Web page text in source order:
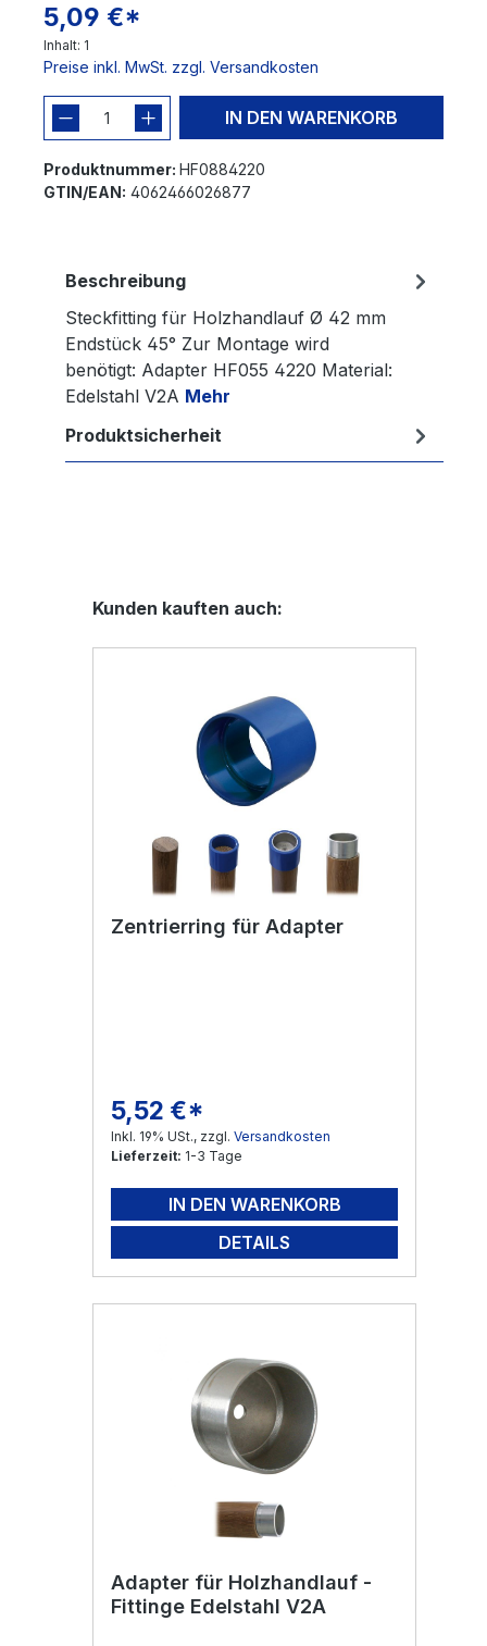
5,09 €*
Inhalt: 1
Preise inkl. MwSt. zzgl. Versandkosten
IN DEN WARENKORB
Produktnummer: HF0884220
GTIN/EAN: 4062466026877
Beschreibung
Steckfitting für Holzhandlauf Ø 42 mm
Endstück 45° Zur Montage wird
benötigt: Adapter HF055 4220 Material:
Edelstahl V2A Mehr
Produktsicherheit
Produktgalerie überspringen
Kunden kauften auch:
Zentrierring für Adapter
Regulärer Preis:
5,52 €*
Inkl. 19% USt., zzgl. Versandkosten
Lieferzeit: 1-3 Tage
IN DEN WARENKORB
DETAILS
Adapter für Holzhandlauf -
Fittinge Edelstahl V2A